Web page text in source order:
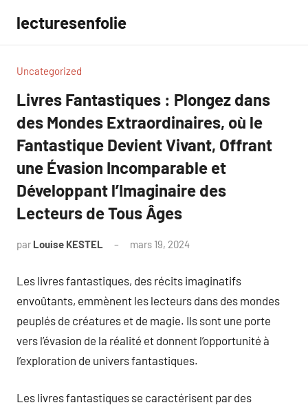
contenu
lecturesenfolie
Uncategorized
Livres Fantastiques : Plongez dans
des Mondes Extraordinaires, où le
Fantastique Devient Vivant, Offrant
une Évasion Incomparable et
Développant l’Imaginaire des
Lecteurs de Tous Âges
par Louise KESTEL mars 19, 2024
Les livres fantastiques, des récits imaginatifs
envoûtants, emmènent les lecteurs dans des mondes
peuplés de créatures et de magie. Ils sont une porte
vers l’évasion de la réalité et donnent l’opportunité à
l’exploration de univers fantastiques.
Les livres fantastiques se caractérisent par des